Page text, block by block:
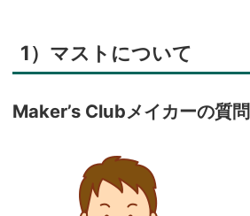
1）マストについて
Maker’s Clubメイカーの質問